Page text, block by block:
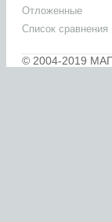
Отложенные
Список сравнения
© 2004-2019